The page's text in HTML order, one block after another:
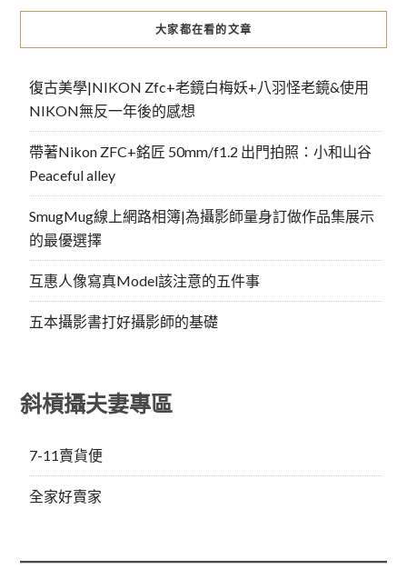
大家都在看的文章
復古美學|NIKON Zfc+老鏡白梅妖+八羽怪老鏡&使用
NIKON無反一年後的感想
帶著Nikon ZFC+銘匠 50mm/f1.2 出門拍照：小和山谷
Peaceful alley
SmugMug線上網路相簿|為攝影師量身訂做作品集展示
的最優選擇
互惠人像寫真Model該注意的五件事
五本攝影書打好攝影師的基礎
斜槓攝夫妻專區
7-11賣貨便
全家好賣家